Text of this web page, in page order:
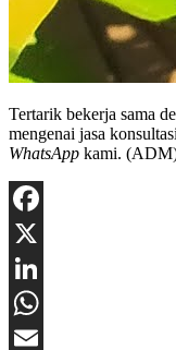
Tertarik bekerja sama
mengenai jasa
WhatsApp kami.
Facebook
X
LinkedIn
WhatsApp